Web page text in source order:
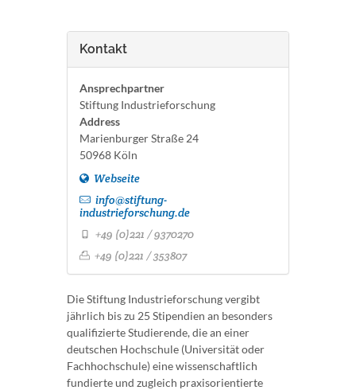
Kontakt
Ansprechpartner
Stiftung Industrieforschung
Address
Marienburger Straße 24
50968 Köln
Webseite
info@stiftung-
industrieforschung.de
+49 (0)221 / 9370270
+49 (0)221 / 353807
Die Stiftung Industrieforschung vergibt
jährlich bis zu 25 Stipendien an besonders
qualifizierte Studierende, die an einer
deutschen Hochschule (Universität oder
Fachhochschule) eine wissenschaftlich
fundierte und zugleich praxisorientierte